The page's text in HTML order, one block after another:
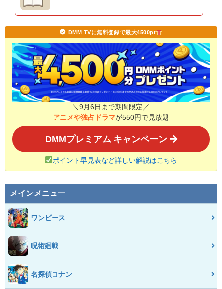
DMM TVに無料登録で最大4500pt
＼9月6日まで期間限定／
アニメや独占ドラマが550円で見放題
DMMプレミアム キャンペーン
ポイント早見表など詳しい解説はこちら
メインメニュー
ワンピース
呪術廻戦
名探偵コナン